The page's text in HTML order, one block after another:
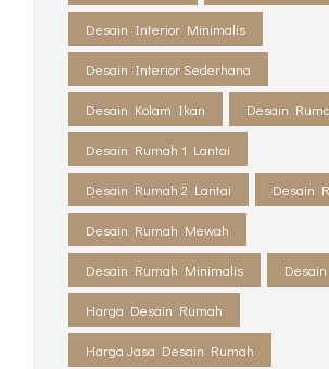
Desain Interior Minimalis
Desain Interior Sederhana
Desain Kolam Ikan Desain
Desain Rumah 1 Lantai
Desain Rumah 2 Lantai Desain
Desain Rumah Mewah
Desain Rumah Minimalis
Harga Desain Rumah
Harga Jasa Desain Rumah